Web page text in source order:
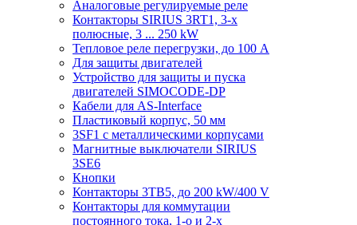
Аналоговые регулируемые реле
Контакторы SIRIUS 3RT1, 3-х
полюсные, 3 ... 250 kW
Тепловое реле перегрузки, до 100 A
Для защиты двигателей
Устройство для защиты и пуска
двигателей SIMOCODE-DP
Кабели для AS-Interface
Пластиковый корпус, 50 мм
3SF1 с металлическими корпусами
Магнитные выключатели SIRIUS
3SE6
Кнопки
Контакторы 3TB5, до 200 kW/400 V
Контакторы для коммутации
постоянного тока, 1-о и 2-х